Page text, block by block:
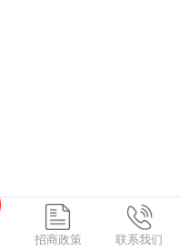
招商政策 联系我们